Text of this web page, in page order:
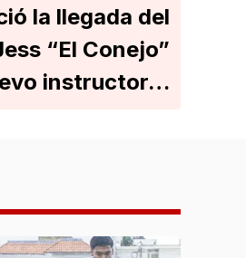
la llegada del
“El Conejo”
instructor…